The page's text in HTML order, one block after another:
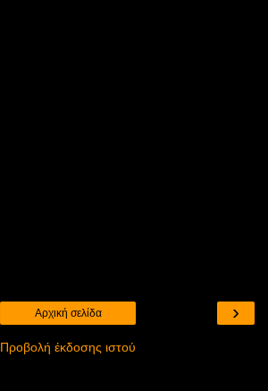
›
Αρχική σελίδα
Προβολή έκδοσης ιστού